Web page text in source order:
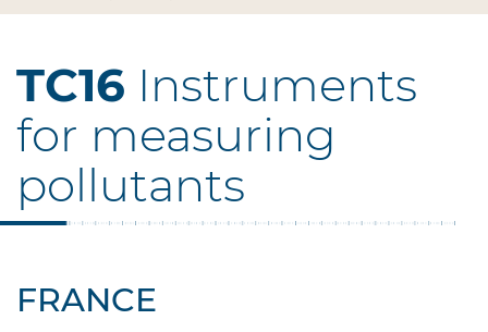
TC16 Instruments
for measuring
pollutants
FRANCE